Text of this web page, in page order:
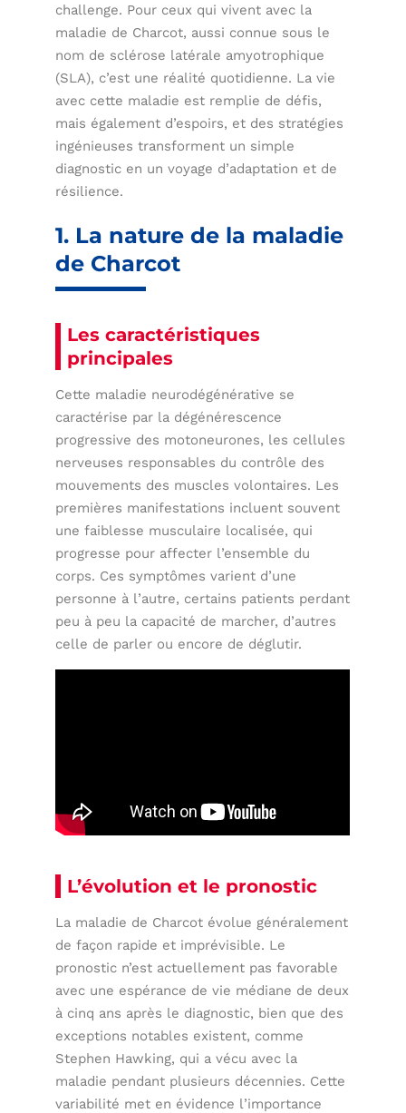
challenge. Pour ceux qui vivent avec la
maladie de Charcot, aussi connue sous le
nom de sclérose latérale amyotrophique
(SLA), c’est une réalité quotidienne. La vie
avec cette maladie est remplie de défis,
mais également d’espoirs, et des stratégies
ingénieuses transforment un simple
diagnostic en un voyage d’adaptation et de
résilience.
1. La nature de la maladie
de Charcot
Les caractéristiques
principales
Cette maladie neurodégénérative se
caractérise par la dégénérescence
progressive des motoneurones, les cellules
nerveuses responsables du contrôle des
mouvements des muscles volontaires. Les
premières manifestations incluent souvent
une faiblesse musculaire localisée, qui
progresse pour affecter l’ensemble du
corps. Ces symptômes varient d’une
personne à l’autre, certains patients perdant
peu à peu la capacité de marcher, d’autres
celle de parler ou encore de déglutir.
L’évolution et le pronostic
La maladie de Charcot évolue généralement
de façon rapide et imprévisible. Le
pronostic n’est actuellement pas favorable
avec une espérance de vie médiane de deux
à cinq ans après le diagnostic, bien que des
exceptions notables existent, comme
Stephen Hawking, qui a vécu avec la
maladie pendant plusieurs décennies. Cette
variabilité met en évidence l’importance